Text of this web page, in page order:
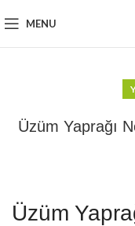
MENU
Üzüm Yaprağı
Üzüm